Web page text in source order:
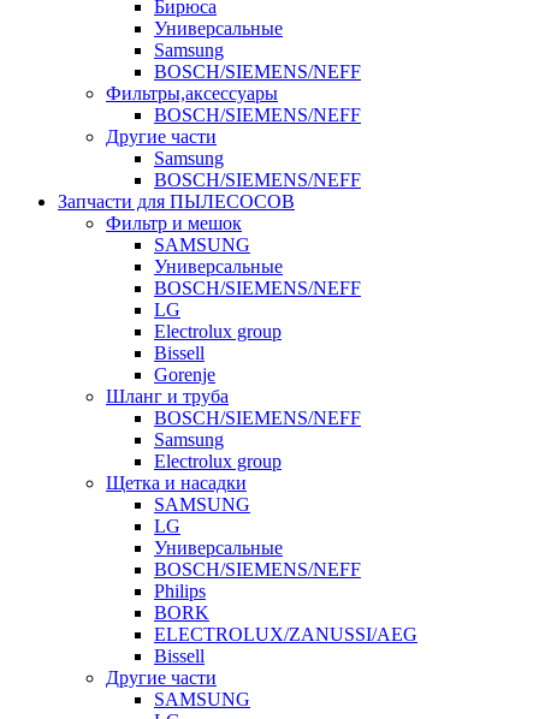
Бирюса
Универсальные
Samsung
BOSCH/SIEMENS/NEFF
Фильтры,аксессуары
BOSCH/SIEMENS/NEFF
Другие части
Samsung
BOSCH/SIEMENS/NEFF
Запчасти для ПЫЛЕСОСОВ
Фильтр и мешок
SAMSUNG
Универсальные
BOSCH/SIEMENS/NEFF
LG
Electrolux group
Bissell
Gorenje
Шланг и труба
BOSCH/SIEMENS/NEFF
Samsung
Electrolux group
Щетка и насадки
SAMSUNG
LG
Универсальные
BOSCH/SIEMENS/NEFF
Philips
BORK
ELECTROLUX/ZANUSSI/AEG
Bissell
Другие части
SAMSUNG